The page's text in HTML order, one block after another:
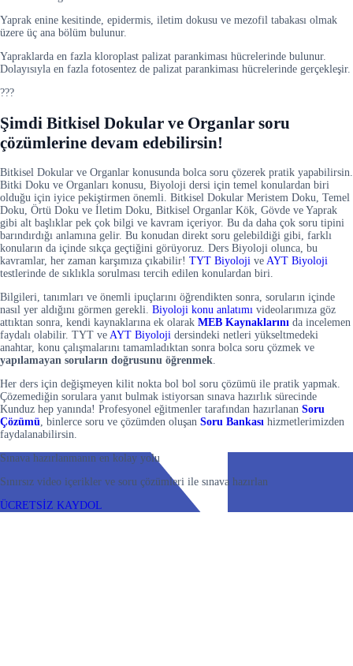
Yaprak enine kesitinde, epidermis, iletim dokusu ve mezofil tabakası olmak
üzere üç ana bölüm bulunur.
Yapraklarda en fazla kloroplast palizat parankiması hücrelerinde bulunur.
Dolayısıyla en fazla fotosentez de palizat parankiması hücrelerinde gerçekleşir.
???
Şimdi Bitkisel Dokular ve Organlar soru
çözümlerine devam edebilirsin!
Bitkisel Dokular ve Organlar konusunda bolca soru çözerek pratik yapabilirsin.
Bitki Doku ve Organları konusu, Biyoloji dersi için temel konulardan biri
olduğu için iyice pekiştirmen önemli. Bitkisel Dokular Meristem Doku, Temel
Doku, Örtü Doku ve İletim Doku, Bitkisel Organlar Kök, Gövde ve Yaprak
gibi alt başlıklar pek çok bilgi ve kavram içeriyor. Bu da daha çok soru tipini
barındırdığı anlamına gelir. Bu konudan direkt soru gelebildiği gibi, farklı
konuların da içinde sıkça geçtiğini görüyoruz. Ders Biyoloji olunca, bu
kavramlar, her zaman karşımıza çıkabilir! TYT Biyoloji ve AYT Biyoloji
testlerinde de sıklıkla sorulması tercih edilen konulardan biri.
Bilgileri, tanımları ve önemli ipuçlarını öğrendikten sonra, soruların içinde
nasıl yer aldığını görmen gerekli. Biyoloji konu anlatımı videolarımıza göz
attıktan sonra, kendi kaynaklarına ek olarak MEB Kaynaklarını da incelemen
faydalı olabilir. TYT ve AYT Biyoloji dersindeki netleri yükseltmedeki
anahtar, konu çalışmalarını tamamladıktan sonra bolca soru çözmek ve
yapılamayan soruların doğrusunu öğrenmek
Her ders için değişmeyen kilit nokta bol bol soru çözümü ile pratik yapmak.
Çözemediğin sorulara yanıt bulmak istiyorsan sınava hazırlık sürecinde
Kunduz hep yanında! Profesyonel eğitmenler tarafından hazırlanan Soru
Çözümü , binlerce soru ve çözümden oluşan Soru Bankası hizmetlerimizden
faydalanabilirsin.
Sınava hazırlanmanın en kolay yolu
Sınırsız video içerikler ve soru çözümleri ile sınava hazırlan
ÜCRETSİZ KAYDOL